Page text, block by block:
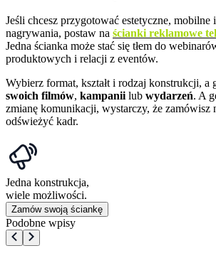
Jeśli chcesz przygotować estetyczne, mobilne
nagrywania, postaw na ścianki reklamowe
Jedna ścianka może stać się tłem do
produktowych i relacji z eventów.
Wybierz format, kształt i rodzaj konstrukcji, a
swoich filmów, kampanii lub wydarzeń. A
zmianę komunikacji, wystarczy, że
odświeżyć kadr.
Jedna konstrukcja,
wiele możliwości.
Zamów swoją ściankę
Podobne wpisy